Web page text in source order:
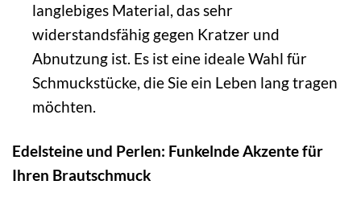
langlebiges Material, das sehr
widerstandsfähig gegen Kratzer und
Abnutzung ist. Es ist eine ideale Wahl für
Schmuckstücke, die Sie ein Leben lang tragen
möchten.
Edelsteine und Perlen: Funkelnde Akzente für
Ihren Brautschmuck